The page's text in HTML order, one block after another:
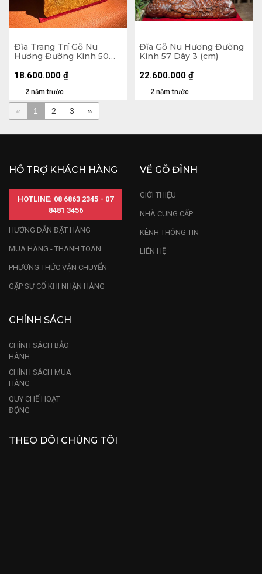
Đĩa Trang Trí Gỗ Nu
Hương Đường Kính 50
2 năm trước
18.600.000 ₫
Đĩa Gỗ Nu Hương Đường
Kính 57 Dày 3 (cm)
2 năm trước
22.600.000 ₫
« 1 2 3 »
HỖ TRỢ KHÁCH HÀNG
HOTLINE: 08 6863 2345 - 07
8481 3456
HƯỚNG DẪN ĐẶT HÀNG
MUA HÀNG - THANH TOÁN
PHƯƠNG THỨC VẬN CHUYỂN
GẶP SỰ CỐ KHI NHẬN HÀNG
VỀ GỖ ĐỈNH
GIỚI THIỆU
NHÀ CUNG CẤP
KÊNH THÔNG TIN
LIÊN HỆ
CHÍNH SÁCH
CHÍNH SÁCH BẢO
HÀNH
CHÍNH SÁCH MUA
HÀNG
QUY CHẾ HOẠT
ĐỘNG
THEO DÕI CHÚNG TÔI